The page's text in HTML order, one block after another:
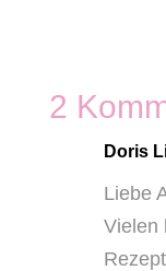
2
Doris
Liebe
Vielen